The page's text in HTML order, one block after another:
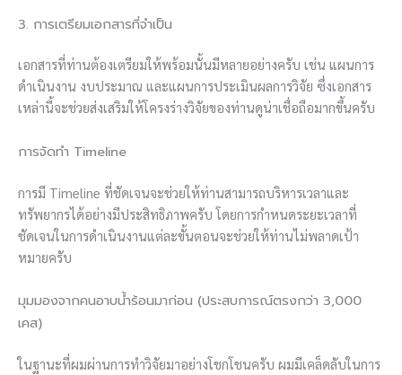
3. การเตรียมเอกสารที่จำเป็น
เอกสารที่ท่านต้องเตรียมให้พร้อมนั้นมีหลายอย่างครับ เช่น แผนการ
ดำเนินงาน งบประมาณ และแผนการประเมินผลการวิจัย ซึ่งเอกสาร
เหล่านี้จะช่วยส่งเสริมให้โครงร่างวิจัยของท่านดูน่าเชื่อถือมากขึ้นครับ
การจัดทำ Timeline
การมี Timeline ที่ชัดเจนจะช่วยให้ท่านสามารถบริหารเวลาและ
ทรัพยากรได้อย่างมีประสิทธิภาพครับ โดยการกำหนดระยะเวลาที่
ชัดเจนในการดำเนินงานแต่ละขั้นตอนจะช่วยให้ท่านไม่พลาดเป้า
หมายครับ
มุมมองจากคนอาบน้ำร้อนมาก่อน (ประสบการณ์ตรงกว่า 3,000
เคส)
ในฐานะที่ผมผ่านการทำวิจัยมาอย่างโชกโชนครับ ผมมีเคล็ดลับในการ